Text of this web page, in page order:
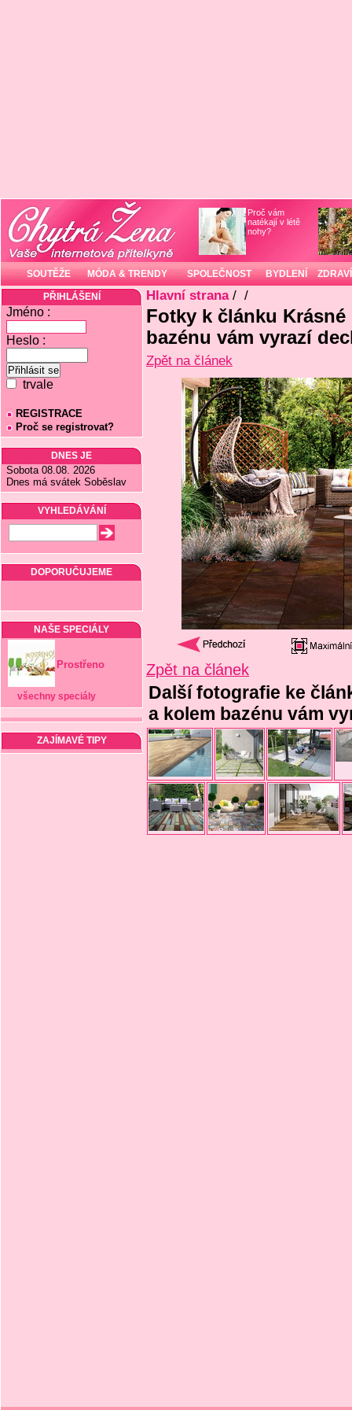
Proč vám
natékají v létě
nohy?
SOUTĚŽE MÓDA & TRENDY SPOLEČNOST BYDLENÍ ZDRAVÍ
PŘIHLÁŠENÍ
Jméno :
Heslo :
trvale
REGISTRACE
Proč se registrovat?
DNES JE
Sobota 08.08. 2026
Dnes má svátek Soběslav
VYHLEDÁVÁNÍ
DOPORUČUJEME
NAŠE SPECIÁLY
Prostřeno
všechny speciály
ZAJÍMAVÉ TIPY
Hlavní strana/ /
Fotky k článku
bazénu vám vyrazí
Zpět na článek
Zpět na článek
Další fotografie ke
a kolem bazénu vám